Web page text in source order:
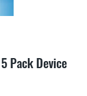
Pack Device